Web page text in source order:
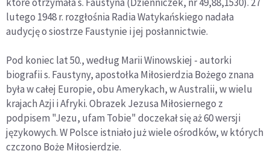
lutego 1948 r. rozgłośnia Radia Watykańskiego nadała
audycję o siostrze Faustynie i jej posłannictwie.
Pod koniec lat 50., według Marii Winowskiej - autorki
biografii s. Faustyny, apostołka Miłosierdzia Bożego znana
była w całej Europie, obu Amerykach, w Australii, w wielu
krajach Azji i Afryki. Obrazek Jezusa Miłosiernego z
podpisem "Jezu, ufam Tobie" doczekał się aż 60 wersji
językowych. W Polsce istniało już wiele ośrodków, w których
czczono Boże Miłosierdzie.